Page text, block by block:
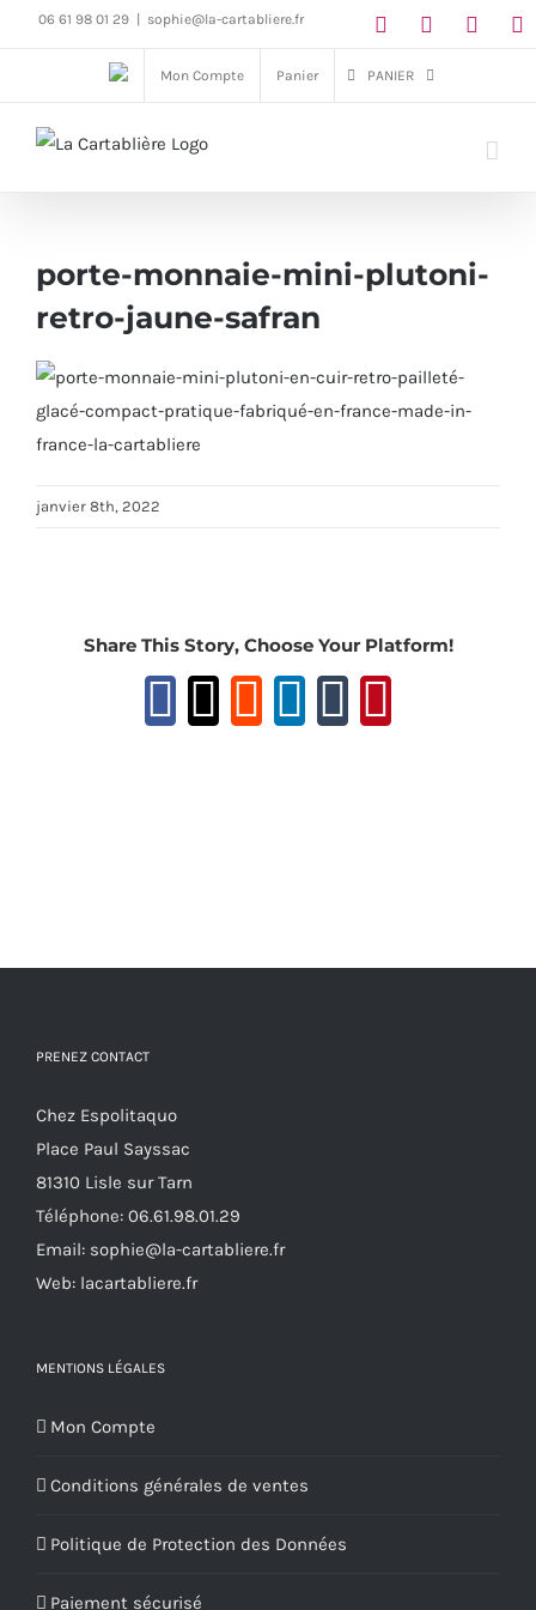
Passer06 61 98 01 29 sophie@la-cartabliere.fr
Mon Compte Panier PANIER
porte-monnaie-mini-plutoni-
retro-jaune-safran
janvier 8th, 2022
Share This Story, Choose Your Platform!
Facebook
XReddit
LinkedIn
Tumblr
PRENEZ CONTACT
Chez Espolitaquo
Place Paul Sayssac
81310 Lisle sur Tarn
Téléphone: 06.61.98.01.29
Email: sophie@la-cartabliere.fr
Web: lacartabliere.fr
MENTIONS LÉGALES
Mon Compte
Conditions générales de ventes
Politique de Protection des Données
Paiement sécurisé